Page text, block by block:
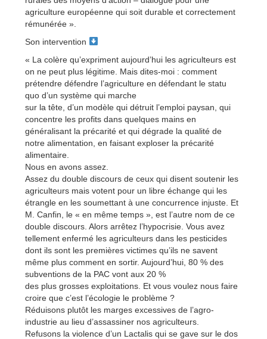
agriculture européenne qui soit durable et correctement
rémunérée ».
Son intervention
« La colère qu’expriment aujourd’hui les agriculteurs est
on ne peut plus légitime. Mais dites-moi : comment
prétendre défendre l’agriculture en défendant le statu
quo d’un système qui marche
sur la tête, d’un modèle qui détruit l’emploi paysan, qui
concentre les profits dans quelques mains en
généralisant la précarité et qui dégrade la qualité de
notre alimentation, en faisant exploser la précarité
alimentaire.
Nous en avons assez.
Assez du double discours de ceux qui disent soutenir les
agriculteurs mais votent pour un libre échange qui les
étrangle en les soumettant à une concurrence injuste. Et
M. Canfin, le « en même temps », est l’autre nom de ce
double discours. Alors arrêtez l’hypocrisie. Vous avez
tellement enfermé les agriculteurs dans les pesticides
dont ils sont les premières victimes qu’ils ne savent
même plus comment en sortir. Aujourd’hui, 80 % des
subventions de la PAC vont aux 20 %
des plus grosses exploitations. Et vous voulez nous faire
croire que c’est l’écologie le problème ?
Réduisons plutôt les marges excessives de l’agro-
industrie au lieu d’assassiner nos agriculteurs.
Refusons la violence d’un Lactalis qui se gave sur le dos